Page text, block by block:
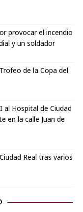
provocar el incendio
y un soldador
de la Copa del
al Hospital de Ciudad
en la calle Juan de
Real tras varios